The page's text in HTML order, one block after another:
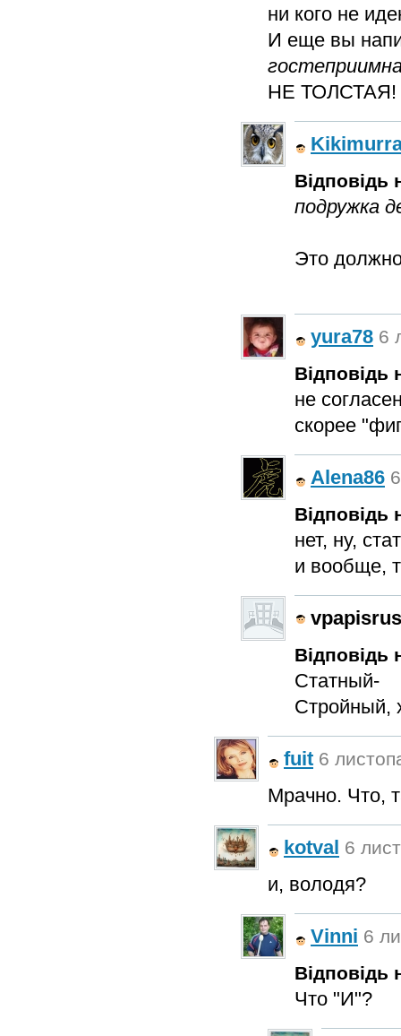
ни кого не
И еще вы
НЕ ТОЛСТАЯ!
Відповідь
подружка
Это
yura78 6
Відповідь
не
скорее
Alena86
Відповідь
нет, ну,
и вообще,
vpapisrus
Відповідь
Статный-
Стройный,
fuit 6
Мрачно. Что,
kotval 6
и, володя?
Vinni 6
Відповідь
Что "И"?